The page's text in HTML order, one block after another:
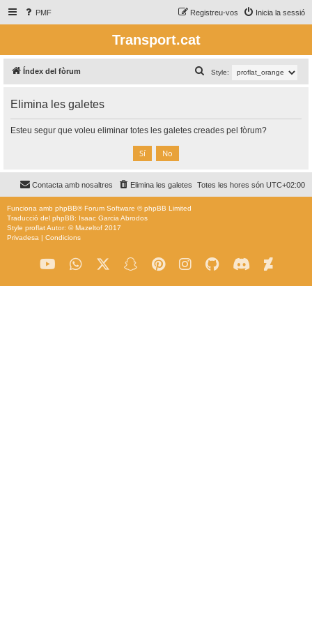
PMF Inicia la sessió
Registreu-vos
Transport.cat
Índex del fòrum Style:
e
c
Elimina les galetes
Esteu segur que voleu eliminar totes les galetes creades pel fòrum?
Totes les hores són UTC+02:00
Elimina les galetes
Contacta amb nosaltres
Funciona amb phpBB® Forum Software © phpBB Limited
Traducció del phpBB: Isaac Garcia Abrodos
Style proflatAutor: ©Mazeltof 2017
Privadesa | Condicions